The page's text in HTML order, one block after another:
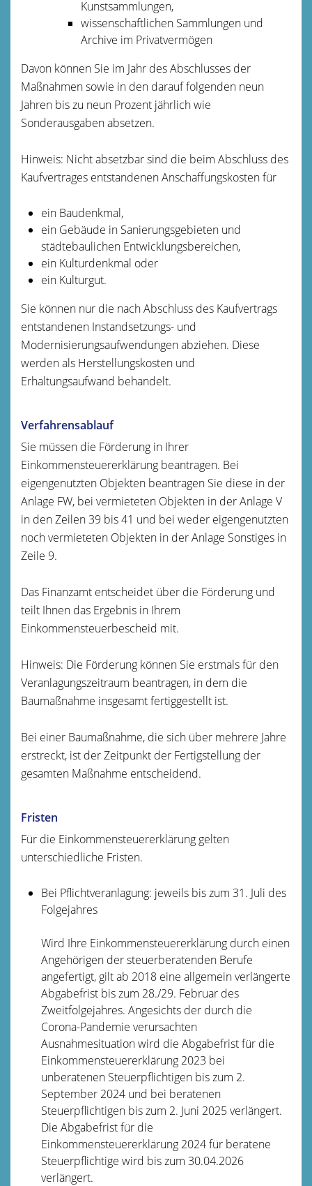
Kunstsammlungen,
wissenschaftlichen Sammlungen und
Archive im Privatvermögen
Davon können Sie im Jahr des Abschlusses der
Maßnahmen sowie in den darauf folgenden neun
Jahren bis zu neun Prozent jährlich wie
Sonderausgaben absetzen.
Hinweis: Nicht absetzbar sind die beim Abschluss des
Kaufvertrages entstandenen Anschaffungskosten für
ein Baudenkmal,
ein Gebäude in Sanierungsgebieten und
städtebaulichen Entwicklungsbereichen,
ein Kulturdenkmal oder
ein Kulturgut.
Sie können nur die nach Abschluss des Kaufvertrags
entstandenen Instandsetzungs- und
Modernisierungsaufwendungen abziehen. Diese
werden als Herstellungskosten und
Erhaltungsaufwand behandelt.
Verfahrensablauf
Sie müssen die Förderung in Ihrer
Einkommensteuererklärung beantragen. Bei
eigengenutzten Objekten beantragen Sie diese in der
Anlage FW, bei vermieteten Objekten in der Anlage V
in den Zeilen 39 bis 41 und bei weder eigengenutzten
noch vermieteten Objekten in der Anlage Sonstiges in
Zeile 9.
Das Finanzamt entscheidet über die Förderung und
teilt Ihnen das Ergebnis in Ihrem
Einkommensteuerbescheid mit.
Hinweis: Die Förderung können Sie erstmals für den
Veranlagungszeitraum beantragen, in dem die
Baumaßnahme insgesamt fertiggestellt ist.
Bei einer Baumaßnahme, die sich über mehrere Jahre
erstreckt, ist der Zeitpunkt der Fertigstellung der
gesamten Maßnahme entscheidend.
Fristen
Für die Einkommensteuererklärung gelten
unterschiedliche Fristen.
Bei Pflichtveranlagung: jeweils bis zum 31. Juli des
Folgejahres
Wird Ihre Einkommensteuererklärung durch einen
Angehörigen der steuerberatenden Berufe
angefertigt, gilt ab 2018 eine allgemein verlängerte
Abgabefrist bis zum 28./29. Februar des
Zweitfolgejahres. Angesichts der durch die
Corona-Pandemie verursachten
Ausnahmesituation wird die Abgabefrist für die
Einkommensteuererklärung 2023 bei
unberatenen Steuerpflichtigen bis zum 2.
September 2024 und bei beratenen
Steuerpflichtigen bis zum 2. Juni 2025 verlängert.
Die Abgabefrist für die
Einkommensteuererklärung 2024 für beratene
Steuerpflichtige wird bis zum 30.04.2026
verlängert.